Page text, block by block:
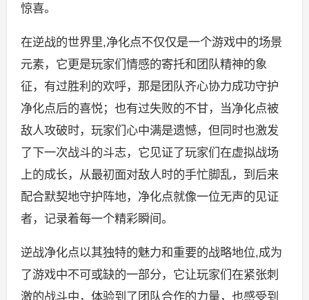
惊喜。
在逆战的世界里,净化点不仅仅是一个游戏中的场景
元素，它更是玩家们情感的寄托和团队精神的象
征，有过胜利的欢呼，那是团队齐心协力成功守护
净化点后的喜悦；也有过失败的不甘，当净化点被
敌人攻破时，玩家们心中满是遗憾，但同时也激发
了下一次战斗的斗志，它见证了玩家们在虚拟战场
上的成长，从最初面对敌人时的手忙脚乱，到后来
配合默契地守护阵地，净化点就像一位无声的见证
者，记录着每一个精彩瞬间。
逆战净化点以其独特的魅力和重要的战略地位,成为
了游戏中不可或缺的一部分，它让玩家们在紧张刺
激的战斗中，体验到了团队合作的力量，也感受到